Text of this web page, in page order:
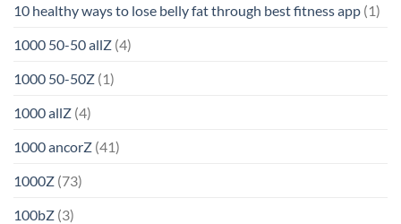
10 healthy ways to lose belly fat through best fitness app (1)
1000 50-50 allZ (4)
1000 50-50Z (1)
1000 allZ (4)
1000 ancorZ (41)
1000Z (73)
100bZ (3)